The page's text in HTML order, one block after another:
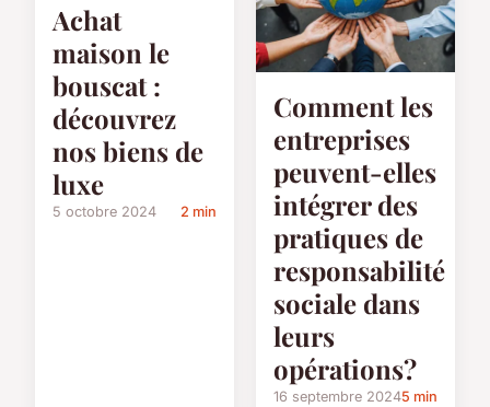
Achat
maison le
bouscat :
découvrez
nos biens de
luxe
5 octobre 2024 2 min
Comment les
entreprises
peuvent-elles
intégrer des
pratiques de
responsabilité
sociale dans
leurs
opérations?
16 septembre 20245 min